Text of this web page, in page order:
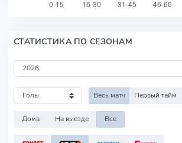
СТАТИСТИКА ПО СЕЗОНАМ
Весь матч Первый тайм
Дома На выезде Все